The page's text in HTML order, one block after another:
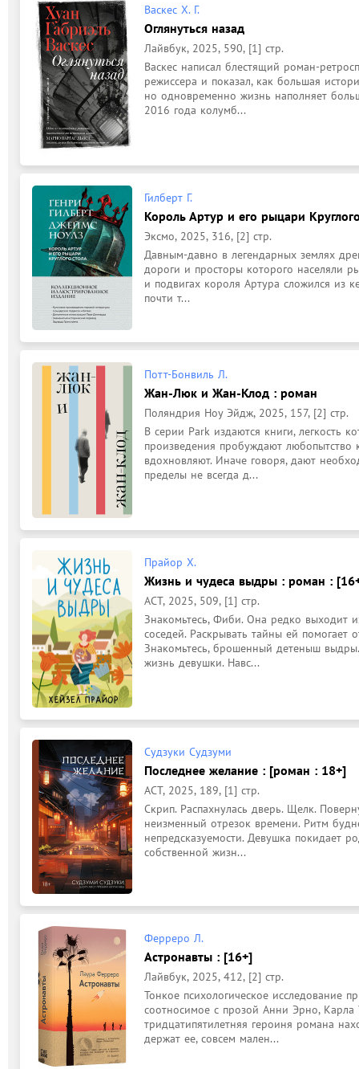
Васкес Х. Г.
Оглянуться назад
Лайвбук, 2025, 590, [1] стр.
Васкес написал блестящий роман-
режиссера и показал, как большая
но одновременно жизнь наполняет
2016 года колумб...
Гилберт Г.
Король Артур и его рыцари
Эксмо, 2025, 316, [2] стр.
Давным-давно в легендарных землях
дороги и просторы которого населяли
и подвигах короля Артура сложился из
почти т...
Потт-Бонвиль Л.
Жан-Люк и Жан-Клод : роман
Поляндрия Ноу Эйдж, 2025, 157, [2] стр.
В серии Park издаются книги, легкость
произведения пробуждают
вдохновляют. Иначе говоря, дают
пределы не всегда д...
Прайор Х.
Жизнь и чудеса выдры : роман :
АСТ, 2025, 509, [1] стр.
Знакомьтесь, Фиби. Она редко выходит
соседей. Раскрывать тайны ей помогает
Знакомьтесь, брошенный детеныш
жизнь девушки. Навс...
Судзуки Судзуми
Последнее желание : [роман : 18+]
АСТ, 2025, 189, [1] стр.
Скрип. Распахнулась дверь. Щелк.
неизменный отрезок времени. Ритм
непредсказуемости. Девушка покидает
собственной жизн...
Ферреро Л.
Астронавты : [16+]
Лайвбук, 2025, 412, [2] стр.
Тонкое психологическое исследование
соотносимое с прозой Анни Эрно,
тридцатипятилетняя героиня романа
держат ее, совсем мален...